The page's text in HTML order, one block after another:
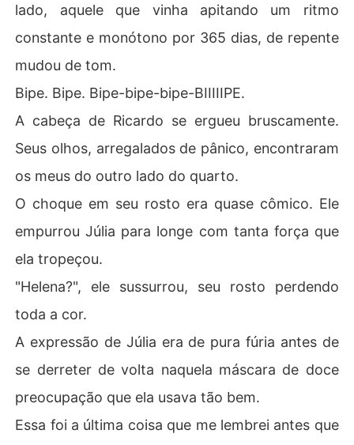
lado, aquele que vinha apitando um ritmo
constante e monótono por 365 dias, de repente
mudou de tom.
Bipe. Bipe. Bipe-bipe-bipe-BIIIIIPE.
A cabeça de Ricardo se ergueu bruscamente.
Seus olhos, arregalados de pânico, encontraram
os meus do outro lado do quarto.
O choque em seu rosto era quase cômico. Ele
empurrou Júlia para longe com tanta força que
ela tropeçou.
"Helena?", ele sussurrou, seu rosto perdendo
toda a cor.
A expressão de Júlia era de pura fúria antes de
se derreter de volta naquela máscara de doce
preocupação que ela usava tão bem.
Essa foi a última coisa que me lembrei antes que